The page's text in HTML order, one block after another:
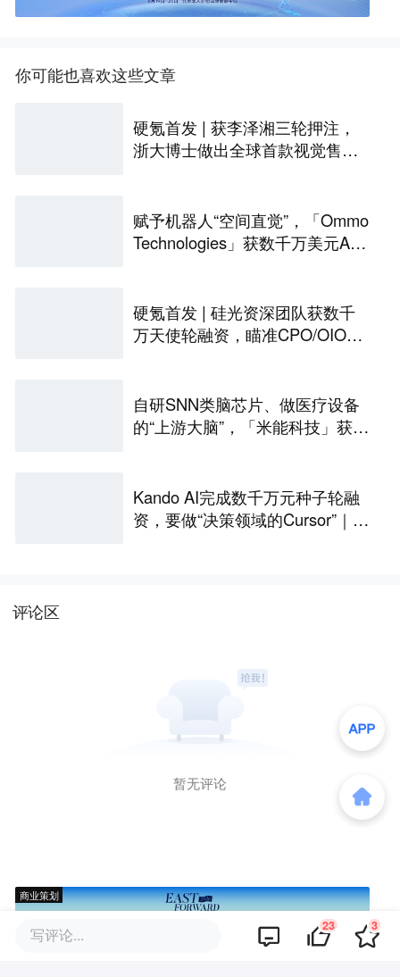
你可能也喜欢这些文章
硬氪首发 | 获李泽湘三轮押注，
浙大博士做出全球首款视觉售后
赋予机器人“空间直觉”，「Ommo
Technologies」获数千万美元A轮
硬氪首发 | 硅光资深团队获数千
万天使轮融资，瞄准CPO/OIO下
自研SNN类脑芯片、做医疗设备
的“上游大脑”，「米能科技」获数
Kando AI完成数千万元种子轮融
资，要做“决策领域的Cursor”｜涌
评论区
暂无评论
商业策划
写评论... 23 3